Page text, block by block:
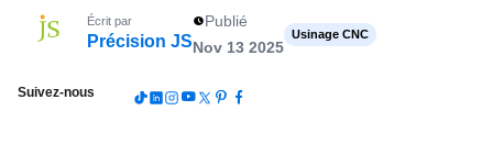
Écrit par
Précision JS
Publié
Nov 13 2025
Usinage CNC
Suivez-nous